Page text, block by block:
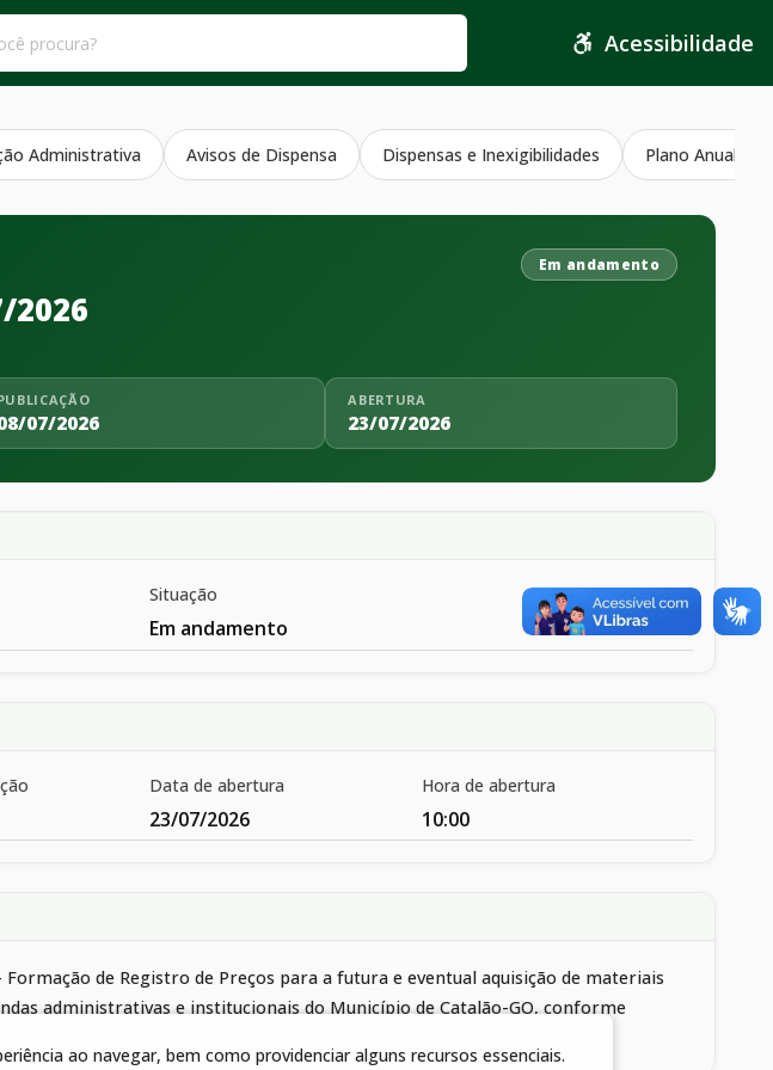
Acessibilidade
Administrativa Avisos de Dispensa Dispensas e Inexigibilidades Plano Anual
Em andamento
2026
07/2026
ABERTURA
23/07/2026
Situação
Em andamento
Data de abertura
23/07/2026
Hora de abertura
10:00
Formação de Registro de Preços para a futura e eventual aquisição de materiais
administrativas e institucionais do Município de Catalão-GO, conforme
ao navegar, bem como providenciar alguns recursos essenciais.